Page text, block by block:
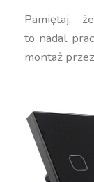
Pamiętaj,
to nadal
montaż